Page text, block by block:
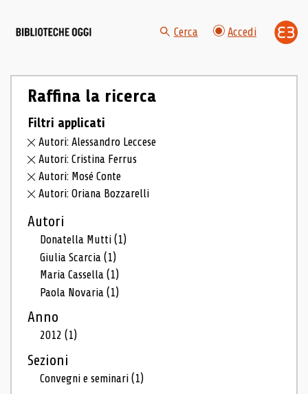
Cerca Accedi
Raffina la ricerca
Filtri applicati
Autori: Alessandro Leccese
Autori: Cristina Ferrus
Autori: Mosé Conte
Autori: Oriana Bozzarelli
Autori
Donatella Mutti(1)
Giulia Scarcia(1)
Maria Cassella(1)
Paola Novaria(1)
Anno
2012(1)
Sezioni
Convegni e seminari(1)